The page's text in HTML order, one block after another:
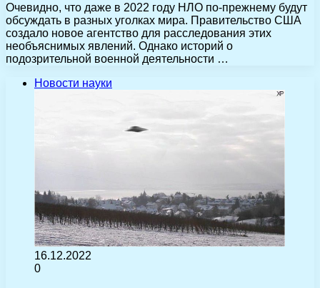
Очевидно, что даже в 2022 году НЛО по-прежнему будут
обсуждать в разных уголках мира. Правительство США
создало новое агентство для расследования этих
необъяснимых явлений. Однако историй о
подозрительной военной деятельности …
Новости науки
16.12.2022
0